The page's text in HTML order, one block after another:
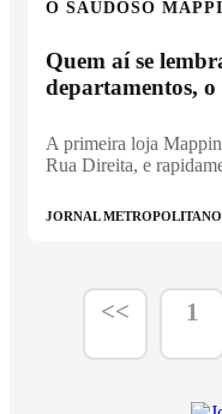
O SAUDOSO
Quem aí se
departamentos,
A primeira loja
Rua Direita, e
JORNAL
<< 1